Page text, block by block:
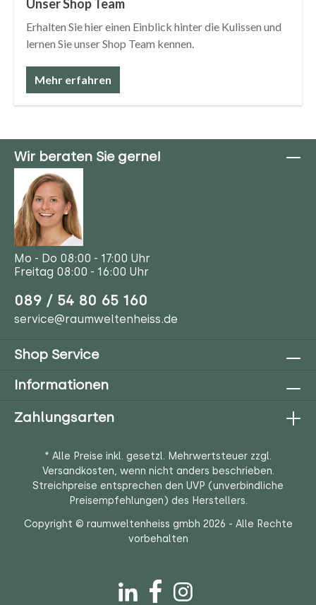
Unser Shop Team
Erhalten Sie hier einen Einblick hinter die Kulissen und
lernen Sie unser Shop Team kennen.
Mehr erfahren
Wir beraten Sie gerne!
Mo - Do 08:00 - 17:00 Uhr
Freitag 08:00 - 16:00 Uhr
089 / 54 80 65 160
service@raumweltenheiss.de
Shop Service
Informationen
Zahlungsarten
* Alle Preise inkl. gesetzl. Mehrwertsteuer zzgl.
Versandkosten, wenn nicht anders beschrieben.
Streichpreise entsprechen den UVP (unverbindliche
Preisempfehlungen) des Herstellers.
Copyright © raumweltenheiss gmbh 2026 - Alle Rechte
vorbehalten